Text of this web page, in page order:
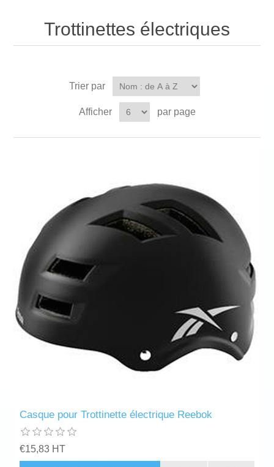
Trottinettes électriques
Trier par
Afficher par page
Casque pour Trottinette électrique Reebok
€15,83 HT